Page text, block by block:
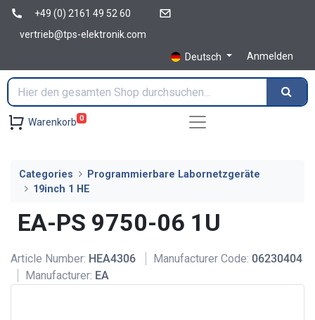
+49 (0) 2161 49 52 60
vertrieb@tps-elektronik.com
Deutsch
Anmelden
Warenkorb 0
Categories
Programmierbare Labornetzgeräte
19inch 1 HE
EA-PS 9750-06 1U
Article Number: HEA4306 Manufacturer Code: 06230404
Manufacturer: EA